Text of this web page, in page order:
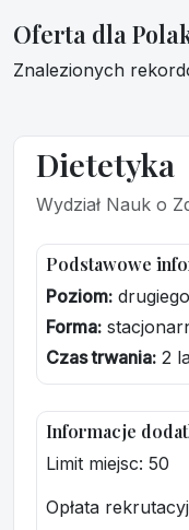
Oferta dla
Znalezionych
Dietetyka
Wydział Nauk o
Podstawowe
Poziom:
Forma:
Czas trwania: 2
Informacje
Limit miejsc: 50
Opłata